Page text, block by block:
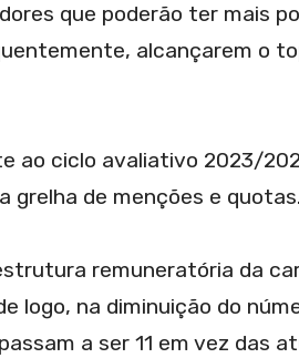
que poderão ter mais
alcançarem o
ao ciclo avaliativo 2023/
grelha de menções e quotas.
remuneratória da
logo, na diminuição do
a ser 11 em vez das